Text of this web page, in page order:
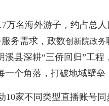
名海外游子，约占总人
务需求，政数创新院政务
县深耕“三侨回归”工程
个角落，打破地域壁垒
家不同类型直播账号同